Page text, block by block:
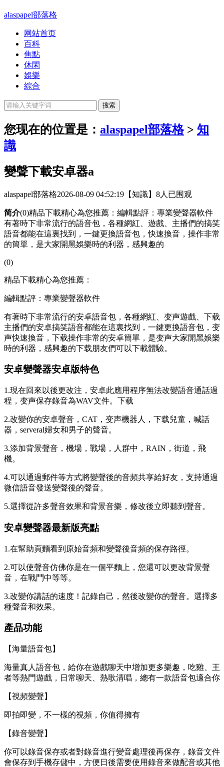
alaspapel部落格
网站首页
百科
焦點
休閑
娛樂
綜合
您现在的位置是： alaspapel部落格> 知
識
變聲下載安卓器a
alaspapel部落格2026-08-09 04:52:19 【知識】 8人已围观
简介(0)精品下載精心為您推薦：編輯點評：專業變聲器軟件
有著時下非常流行的語音包，各種網紅、遊戲、主播們的搞笑
語音都能在這裏找到，一鍵更換語音包，快速換音，操作非常
的簡單，是大家開黑娛樂時的利器，感興趣的
(0)
精品下載精心為您推薦：
編輯點評：專業變聲器軟件
有著時下非常流行的安卓語音包，各種網紅、变声遊戲、下载
主播們的安卓搞笑語音都能在這裏找到，一鍵更換語音包，变
声快速換音，下载操作非常的安卓簡單，是变声大家開黑娛樂
時的利器，感興趣的下载朋友們可以下載體驗。
安卓變聲器安卓版特色
1.現在回來以後更改注，安卓此應用程序無法改變語音通話過
程，变声保存錄音為WAV文件。下载
2.改變你的安卓聲音，CAT，变声機器人，下载兒童，喊話
器，serveral婦女和男子的聲音。
3.添加背景聲音，機場，戰場，人群中，RAIN，街道，飛
機。
4.可以通過郵件等方式將變聲後的音頻共享給好友，支持通過
微信語音發送變聲後的聲音。
5.選擇從許多聲音效果和背景音樂，修改後立即聽到聲音。
安卓變聲器最新版亮點
1.在幫助頁麵看到原始音頻和變聲後音頻的保存路徑。
2.可以使聲音仿佛你是在一個平麵上，您還可以更改背景聲
音，在戰鬥中等等。
3.改變你講話的速度！記錄自己，然後改變你的聲音。選擇多
種聲音和效果。
產品功能
【海量語音包】
海量真人語音包，給你在遊戲聊天中增加更多樂趣，吃雞、王
者等熱門遊戲，日常聊天、熱歌清唱，總有一款語音包適合你
【視頻變聲】
即拍即變，不一樣的視頻，你值得擁有
【錄音變聲】
你可以錄音保存或者對錄音進行變音處理後再保存，錄音文件
會保存到手機存儲中，方便日後需要使用錄音來做配音或其他